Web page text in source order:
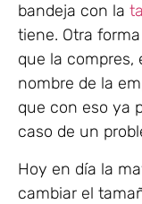
bandeja con la
tiene. Otra
que la compres,
nombre de la
que con eso ya
caso de un
Hoy en día la
cambiar el